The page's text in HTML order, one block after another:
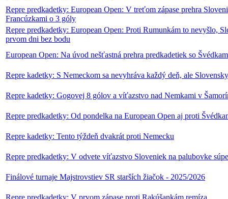
Repre predkadetky: European Open: V treťom zápase prehra
Francúzkami o 3 góly
Repre predkadetky: European Open: Proti Rumunkám to nevyšlo,
prvom dni bez bodu
European Open: Na úvod nešťastná prehra predkadetiek so
Repre kadetky: S Nemeckom sa nevyhráva každý deň, ale
Repre kadetky: Gogovej 8 gólov a víťazstvo nad Nemkami v
Repre predkadetky: Od pondelka na European Open aj proti
Repre kadetky: Tento týždeň dvakrát proti Nemecku
Repre predkadetky: V odvete víťazstvo Sloveniek na palubovke
Finálové turnaje Majstrovstiev SR starších žiačok - 2025/2026